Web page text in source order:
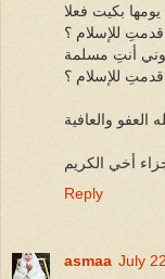
يومها بكيت فعلا
قدمتِ للإسلام ؟
أنتِ مسلمة
قدمتِ للإسلام ؟
العفو والعافية
أخي الكريم
Reply
asmaa July